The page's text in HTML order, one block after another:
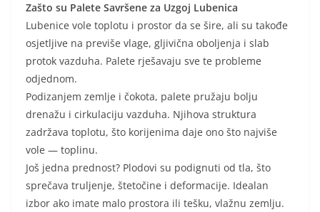
Zašto su Palete Savršene za Uzgoj Lubenica
Lubenice vole toplotu i prostor da se šire, ali su takođe
osjetljive na previše vlage, gljivična oboljenja i slab
protok vazduha. Palete rješavaju sve te probleme
odjednom.
Podizanjem zemlje i čokota, palete pružaju bolju
drenažu i cirkulaciju vazduha. Njihova struktura
zadržava toplotu, što korijenima daje ono što najviše
vole — toplinu.
Još jedna prednost? Plodovi su podignuti od tla, što
sprečava truljenje, štetočine i deformacije. Idealan
izbor ako imate malo prostora ili tešku, vlažnu zemlju.